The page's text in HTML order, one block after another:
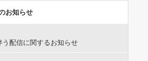
お知らせ
う配信に関するお知らせ